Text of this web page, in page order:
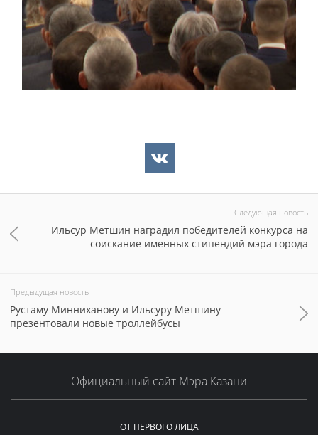
Следующая новость
Ильсур Метшин наградил победителей конкурса на
соискание именных стипендий мэра города
Предыдущая новость
Рустаму Минниханову и Ильсуру Метшину
презентовали новые троллейбусы
Официальный сайт Мэра Казани
ОТ ПЕРВОГО ЛИЦА